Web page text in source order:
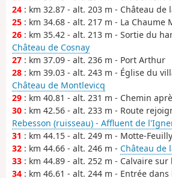
24 : km 32.87 - alt. 203 m - Château de
25 : km 34.68 - alt. 217 m - La Chaume
26 : km 35.42 - alt. 213 m - Sortie du
Château de Cosnay
27 : km 37.09 - alt. 236 m - Port Arthur
28 : km 39.03 - alt. 243 m - Église du
Château de Montlevicq
29 : km 40.81 - alt. 231 m - Chemin
30 : km 42.56 - alt. 233 m - Route
Rebesson (ruisseau) - Affluent de
31 : km 44.15 - alt. 249 m - Motte-Feuilly
32 : km 44.66 - alt. 246 m - Château de
33 : km 44.89 - alt. 252 m - Calvaire sur
34 : km 46.61 - alt. 244 m - Entrée